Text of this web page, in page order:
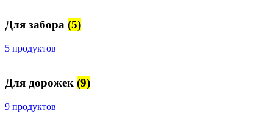
Для забора (5)
5 продуктов
Для дорожек (9)
9 продуктов